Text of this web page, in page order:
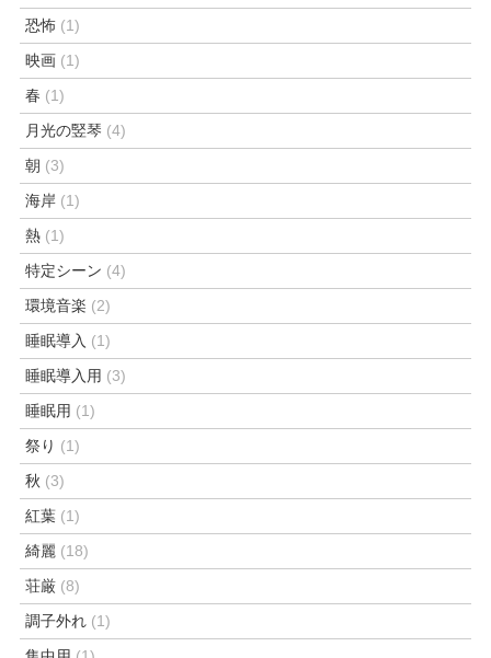
恐怖 (1)
映画 (1)
春 (1)
月光の竪琴 (4)
朝 (3)
海岸 (1)
熱 (1)
特定シーン (4)
環境音楽 (2)
睡眠導入 (1)
睡眠導入用 (3)
睡眠用 (1)
祭り (1)
秋 (3)
紅葉 (1)
綺麗 (18)
荘厳 (8)
調子外れ (1)